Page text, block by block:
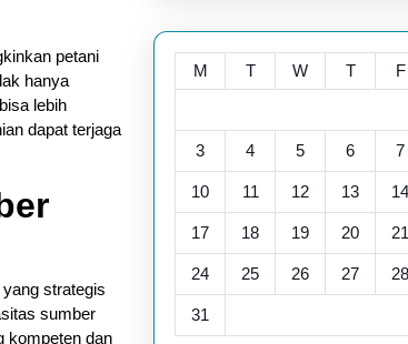
petani
hanya
lebih
dapat terjaga
strategis
sumber
kompeten dan
M T W T F
3 4 5 6 7
10 11 12 13 14
17 18 19 20 21
24 25 26 27 28
31